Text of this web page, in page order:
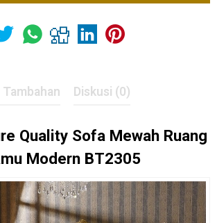
Diskusi (0)
Quality Sofa Mewah Ruang
Modern BT2305